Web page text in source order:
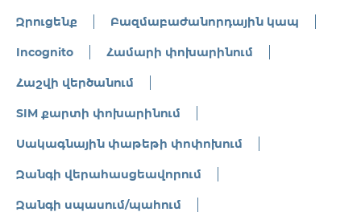
Զրուցենք Բազմաբաժանորդային կապ
Incognito Համարի փոխարինում
Հաշվի վերծանում
SIM քարտի փոխարինում
Սակագնային փաթեթի փոփոխում
Զանգի վերահասցեավորում
Զանգի սպասում/պահում